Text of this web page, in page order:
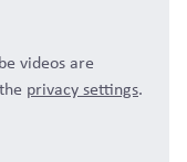
videos are
privacy settings.